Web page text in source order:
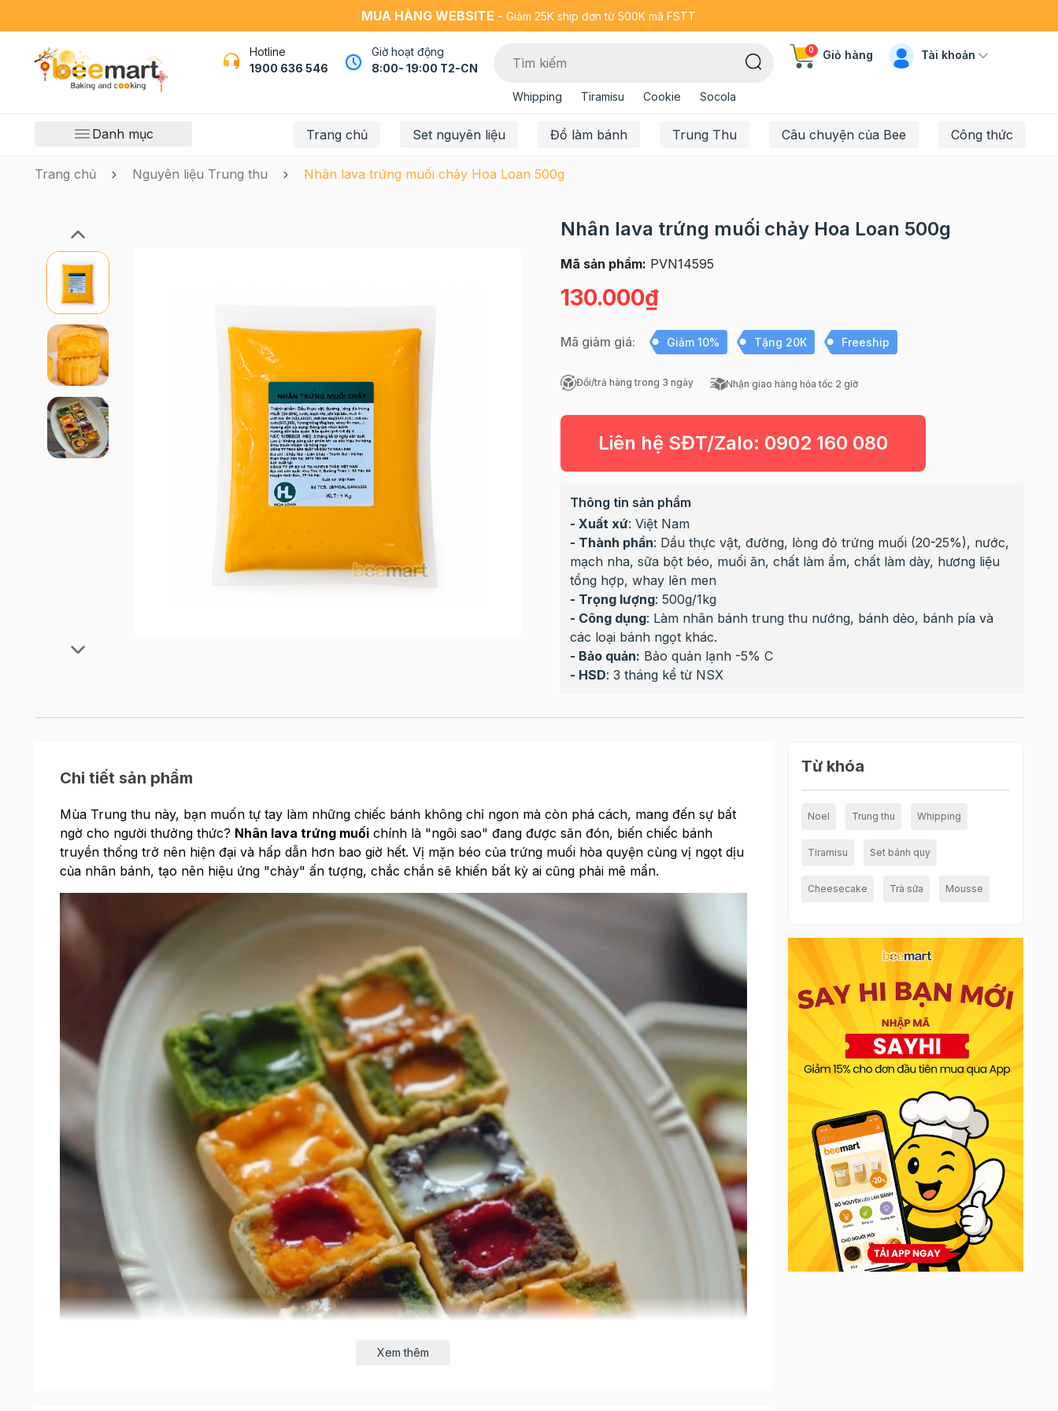
MUA HÀNG WEBSITE - Giảm 25K ship đơn từ 500K mã FSTT
Hotline
1900 636 546
Giờ hoạt động
8:00- 19:00 T2-CN
Whipping Tiramisu Cookie Socola
0 Giỏ hàng Tài khoản
Danh mục Trang chủ Set nguyên liệu Đồ làm bánh Trung Thu Câu chuyện của Bee Công thức
Trang chủ Nguyên liệu Trung thu Nhân lava trứng muối chảy Hoa Loan 500g
Nhân lava trứng muối chảy Hoa Loan 500g
Mã sản phẩm: PVN14595
130.000₫
Mã giảm giá: Giảm 10% Tặng 20K Freeship
Đổi/trả hàng trong 3 ngày Nhận giao hàng hỏa tốc 2 giờ
Liên hệ SĐT/Zalo: 0902 160 080
Thông tin sản phẩm
- Xuất xứ: Việt Nam
- Thành phần: Dầu thực vật, đường, lòng đỏ trứng muối (20-25%), nước,
mạch nha, sữa bột béo, muối ăn, chất làm ẩm, chất làm dày, hương liệu
tổng hợp, whay lên men
- Trọng lượng: 500g/1kg
- Công dụng: Làm nhân bánh trung thu nướng, bánh dẻo, bánh pía và
các loại bánh ngọt khác.
- Bảo quản: Bảo quản lạnh -5% C​​​​​​​
- HSD: 3 tháng kể từ NSX
Chi tiết sản phẩm
Mùa Trung thu này, bạn muốn tự tay làm những chiếc bánh không chỉ ngon mà còn phá cách, mang đến sự bất
ngờ cho người thưởng thức? Nhân lava trứng muốichính là "ngôi sao" đang được săn đón, biến chiếc bánh
truyền thống trở nên hiện đại và hấp dẫn hơn bao giờ hết. Vị mặn béo của trứng muối hòa quyện cùng vị ngọt dịu
của nhân bánh, tạo nên hiệu ứng "chảy" ấn tượng, chắc chắn sẽ khiến bất kỳ ai cũng phải mê mẩn.
Xem thêm
Từ khóa
Noel Trung thu Whipping
Tiramisu Set bánh quy
Cheesecake Trà sữa Mousse